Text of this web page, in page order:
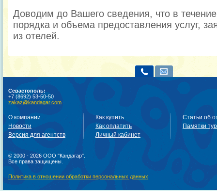
Доводим до Вашего сведения, что в
порядка и объема предоставления услуг,
из отелей.
Севастополь:
+7 (8692) 53-50-50
zakaz@kandagar.com
О компании
Новости
Версия для агентств
Как купить
Как оплатить
Личный кабинет
Статьи об
Памятки
© 2000 - 2026 ООО "Кандагар".
Все права защищены.
Политика в отношении обработки персональных данных